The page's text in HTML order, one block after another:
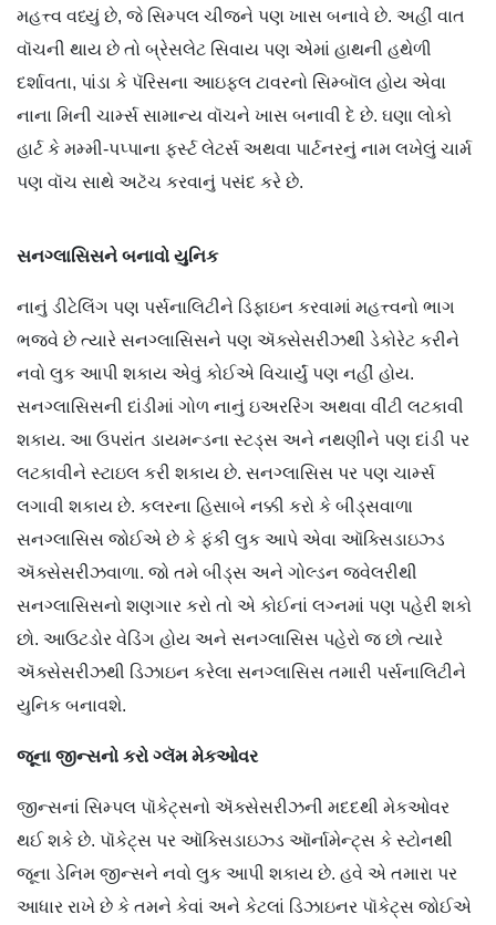
મહત્ત્વ વધ્યું છે, જે સિમ્પલ ચીજને પણ ખાસ બનાવે છે. અહીં વાત
વૉચની થાય છે તો બ્રેસલેટ સિવાય પણ એમાં હાથની હથેળી
દર્શાવતા, પાંડા કે પૅરિસના આઇફલ ટાવરનો સિમ્બૉલ હોય એવા
નાના મિની ચાર્મ્સ સામાન્ય વૉચને ખાસ બનાવી દે છે. ઘણા લોકો
હાર્ટ કે મમ્મી-પપ્પાના ફર્સ્ટ લેટર્સ અથવા પાર્ટનરનું નામ લખેલું ચાર્મ
પણ વૉચ સાથે અટૅચ કરવાનું પસંદ કરે છે.
સનગ્લાસિસને બનાવો યુનિક
નાનું ડીટેલિંગ પણ પર્સનાલિટીને ડિફાઇન કરવામાં મહત્ત્વનો ભાગ
ભજવે છે ત્યારે સનગ્લાસિસને પણ ઍક્સેસરીઝથી ડેકોરેટ કરીને
નવો લુક આપી શકાય એવું કોઈએ વિચાર્યું પણ નહીં હોય.
સનગ્લાસિસની દાંડીમાં ગોળ નાનું ઇઅરરિંગ અથવા વીંટી લટકાવી
શકાય. આ ઉપરાંત ડાયમન્ડના સ્ટડ્સ અને નથણીને પણ દાંડી પર
લટકાવીને સ્ટાઇલ કરી શકાય છે. સનગ્લાસિસ પર પણ ચાર્મ્સ
લગાવી શકાય છે. કલરના હિસાબે નક્કી કરો કે બીડ્સવાળા
સનગ્લાસિસ જોઈએ છે કે ફંકી લુક આપે એવા ઑક્સિડાઇઝ્ડ
ઍક્સેસરીઝવાળા. જો તમે બીડ્સ અને ગોલ્ડન જ્વેલરીથી
સનગ્લાસિસનો શણગાર કરો તો એ કોઈનાં લગ્નમાં પણ પહેરી શકો
છો. આઉટડોર વેડિંગ હોય અને સનગ્લાસિસ પહેરો જ છો ત્યારે
ઍક્સેસરીઝથી ડિઝાઇન કરેલા સનગ્લાસિસ તમારી પર્સનાલિટીને
યુનિક બનાવશે.
જૂના જીન્સનો કરો ગ્લૅમ મેકઓવર
જીન્સનાં સિમ્પલ પૉકેટ્સનો ઍક્સેસરીઝની મદદથી મેકઓવર
થઈ શકે છે. પૉકેટ્સ પર ઑક્સિડાઇઝ્ડ ઑર્નામેન્ટ્સ કે સ્ટોનથી
જૂના ડેનિમ જીન્સને નવો લુક આપી શકાય છે. હવે એ તમારા પર
આધાર રાખે છે કે તમને કેવાં અને કેટલાં ડિઝાઇનર પૉકેટ્સ જોઈએ